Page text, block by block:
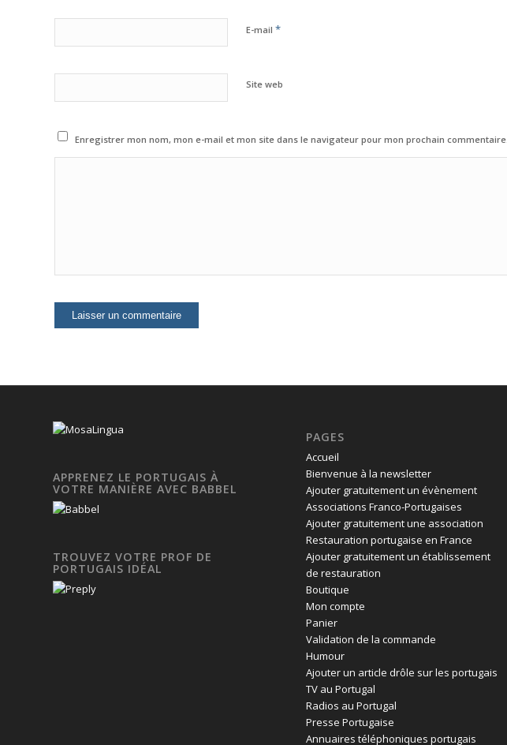
E-mail *
Site web
Enregistrer mon nom, mon e-mail et mon site dans le navigateur pour mon prochain commentaire.
APPRENEZ LE PORTUGAIS À
VOTRE MANIÈRE AVEC BABBEL
TROUVEZ VOTRE PROF DE
PORTUGAIS IDÉAL
PAGES
Accueil
Bienvenue à la newsletter
Ajouter gratuitement un évènement
Associations Franco-Portugaises
Ajouter gratuitement une association
Restauration portugaise en France
Ajouter gratuitement un établissement
de restauration
Boutique
Mon compte
Panier
Validation de la commande
Humour
Ajouter un article drôle sur les portugais
TV au Portugal
Radios au Portugal
Presse Portugaise
Annuaires téléphoniques portugais